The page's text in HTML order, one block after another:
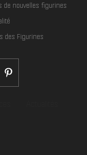
de nouvelles figurines
des Figurines